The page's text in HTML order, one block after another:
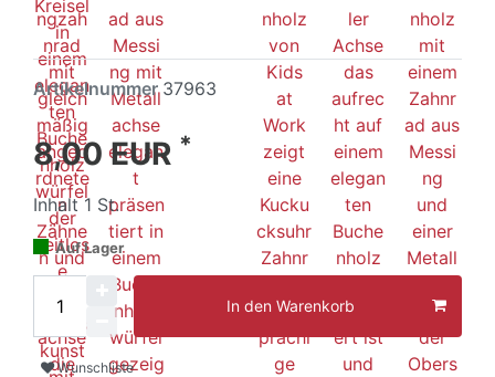
Artikelnummer37963
8,00 EUR *
Inhalt1 St.
Auf Lager
In den Warenkorb
Wunschliste